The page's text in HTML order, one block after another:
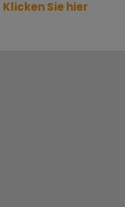
Klicken Sie hier